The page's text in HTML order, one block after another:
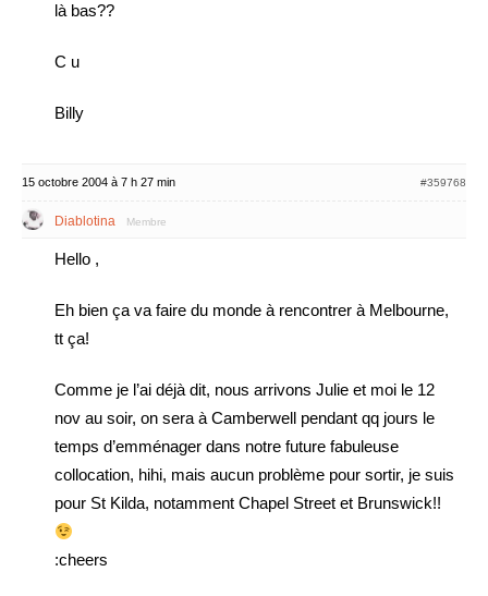
là bas??
C u
Billy
15 octobre 2004 à 7 h 27 min #359768
Diablotina Membre
Hello ,
Eh bien ça va faire du monde à rencontrer à Melbourne,
tt ça!
Comme je l’ai déjà dit, nous arrivons Julie et moi le 12
nov au soir, on sera à Camberwell pendant qq jours le
temps d’emménager dans notre future fabuleuse
collocation, hihi, mais aucun problème pour sortir, je suis
pour St Kilda, notamment Chapel Street et Brunswick!!
:cheers